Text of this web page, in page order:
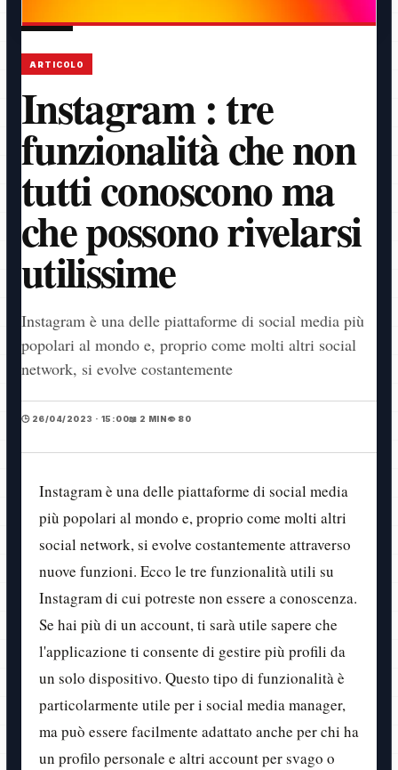
ARTICOLO
Instagram : tre
funzionalità che non
tutti conoscono ma
che possono rivelarsi
utilissime
Instagram è una delle piattaforme di social media più
popolari al mondo e, proprio come molti altri social
network, si evolve costantemente
🕒 26/04/2023 · 15:00📖 2 MIN👁️ 80
Instagram è una delle piattaforme di social media
più popolari al mondo e, proprio come molti altri
social network, si evolve costantemente attraverso
nuove funzioni. Ecco le tre funzionalità utili su
Instagram di cui potreste non essere a conoscenza.
Se hai più di un account, ti sarà utile sapere che
l'applicazione ti consente di gestire più profili da
un solo dispositivo. Questo tipo di funzionalità è
particolarmente utile per i social media manager,
ma può essere facilmente adattato anche per chi ha
un profilo personale e altri account per svago o